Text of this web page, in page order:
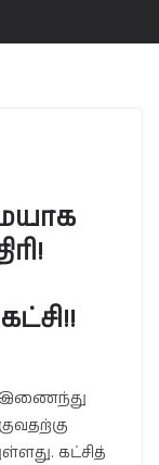
இணைந்து
கட்சித்